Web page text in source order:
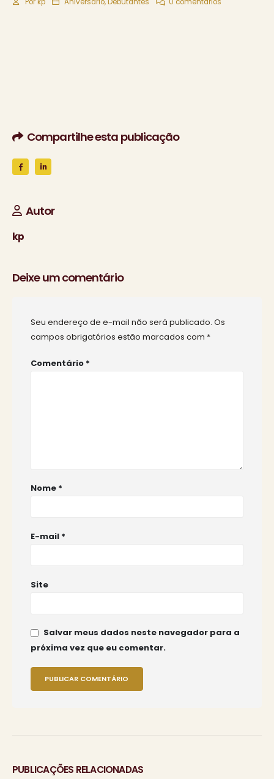
Por kp Aniversário,Debutantes 0 comentários
Compartilhe esta publicação
Autor
kp
Deixe um comentário
Seu endereço de e-mail não será publicado. Os
campos obrigatórios estão marcados com *
Comentário *
Nome *
E-mail *
Site
Salvar meus dados neste navegador para a
próxima vez que eu comentar.
PUBLICAÇÕES RELACIONADAS